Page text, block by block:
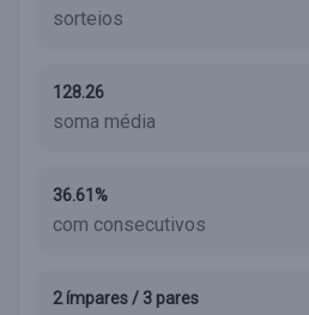
sorteios
128.26
soma média
36.61%
com consecutivos
2 ímpares / 3 pares